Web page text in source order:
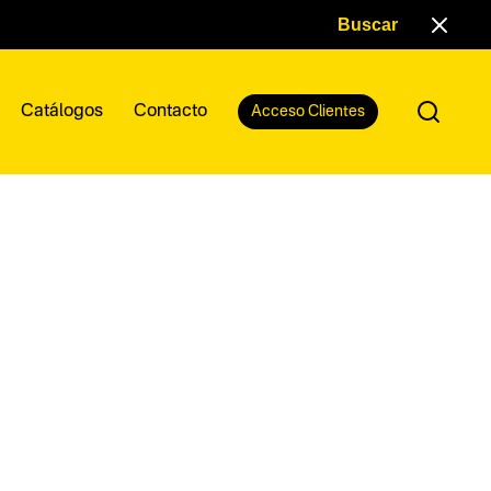
Catálogos Contacto Acceso Clientes